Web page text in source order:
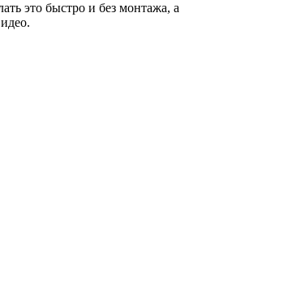
это быстро и без монтажа, а